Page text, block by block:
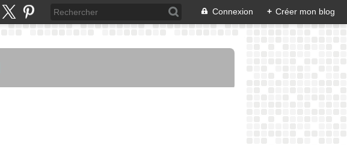
Connexion + Créer mon blog